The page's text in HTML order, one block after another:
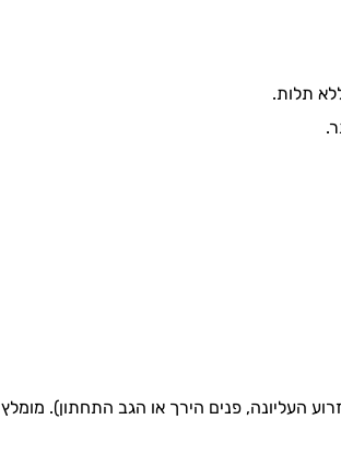
תלות.
העליונה, פנים הירך או הגב התחתון). מומלץ